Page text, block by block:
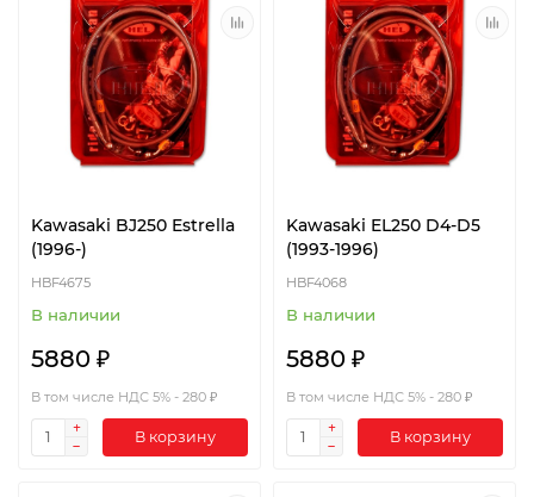
Kawasaki BJ250 Estrella
(1996-)
HBF4675
В наличии
5880 ₽
В том числе НДС 5% - 280 ₽
В корзину
Kawasaki EL250 D4-D5
(1993-1996)
HBF4068
В наличии
5880 ₽
В том числе НДС 5% - 280 ₽
В корзину